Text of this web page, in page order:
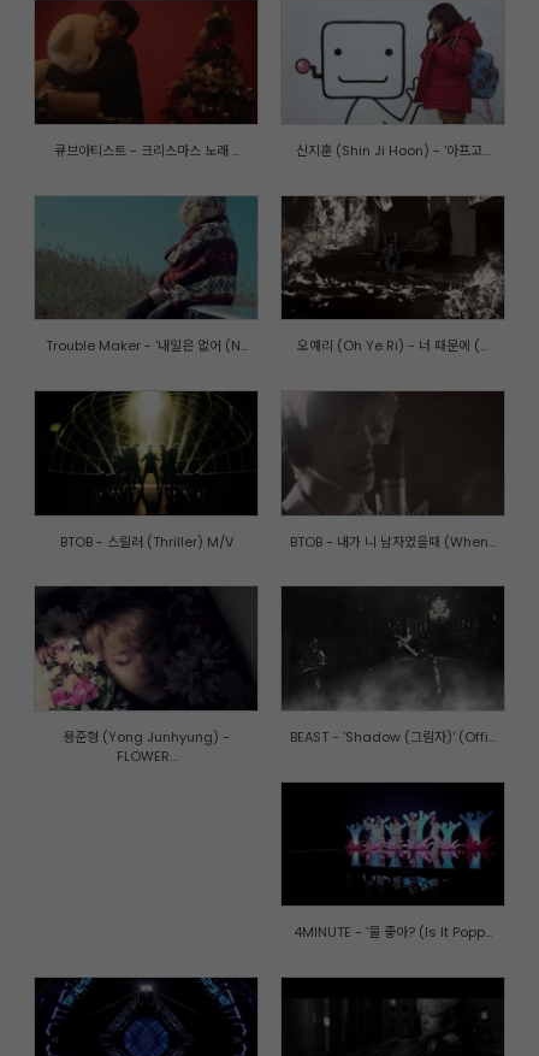
큐브아티스트 - 크리스마스 노래 ... 신지훈 (Shin Ji Hoon) - '아프고...
Trouble Maker - '내일은 없어 (N... 오예리 (Oh Ye Ri) - 너 때문에 (...
BTOB - 스릴러 (Thriller) M/V BTOB - 내가 니 남자였을때 (When...
용준형 (Yong Junhyung) -
FLOWER...
BEAST - 'Shadow (그림자)' (Offi...
4MINUTE - '물 좋아? (Is It Popp...